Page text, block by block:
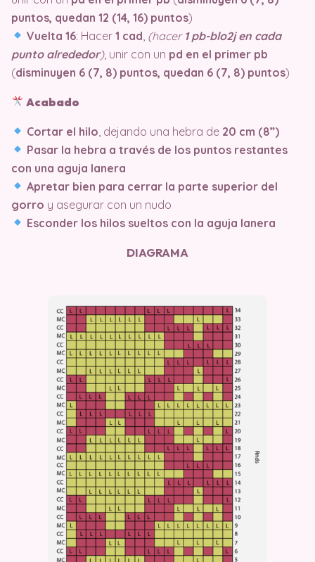
puntos, quedan 12 (14, 16) puntos)
Vuelta 16: Hacer1 cad (hacer 1 pb-blo2j en cada
punto alrededor), unir con un pd en el primer pb
(disminuyen 6 (7, 8) puntos, quedan 6 (7, 8) puntos)
Acabado
Cortar el hilo , dejando una hebra de 20 cm (8”)
Pasar la hebra a través de los puntos restantes
con una aguja lanera
Apretar bien para cerrar la parte superior del
gorro y asegurar con un nudo
Esconder los hilos sueltos con la aguja lanera
DIAGRAMA